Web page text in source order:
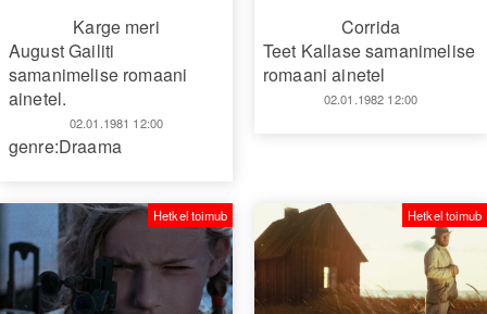
Karge meri
August Gailiti
samanimelise romaani
ainetel.
02.01.1981 12:00
genre:Draama
Corrida
Teet Kallase samanimelise
romaani ainetel
02.01.1982 12:00
Hetkel toimub Hetkel toimub